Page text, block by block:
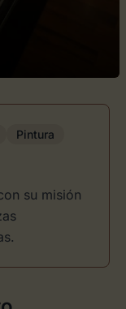
Pintura
su misión